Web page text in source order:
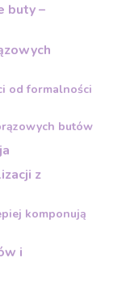
buty –
od formalności
butów
z
komponują
i